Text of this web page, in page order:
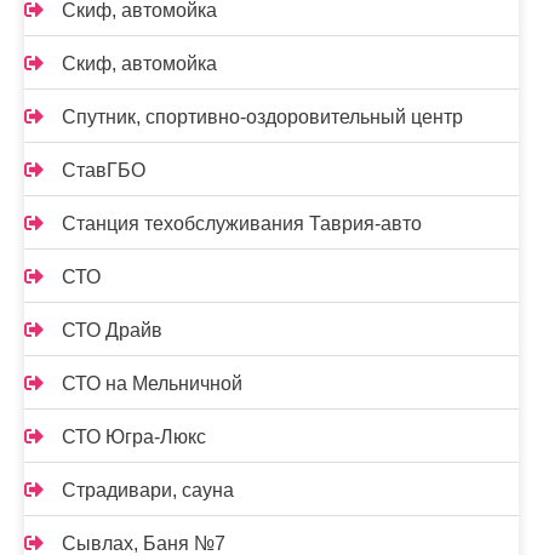
Скиф, автомойка
Скиф, автомойка
Спутник, спортивно-оздоровительный центр
СтавГБО
Станция техобслуживания Таврия-авто
СТО
СТО Драйв
СТО на Мельничной
СТО Югра-Люкс
Страдивари, сауна
Сывлах, Баня №7